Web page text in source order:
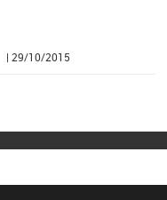
| 29/10/2015